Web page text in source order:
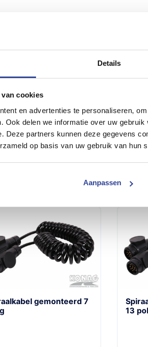
Details
cookies
en advertenties te personaliseren,
Ook delen we informatie over uw
Deze partners kunnen deze gegevens
op basis van uw gebruik van hun
Aanpassen
gemonteerd 7
13